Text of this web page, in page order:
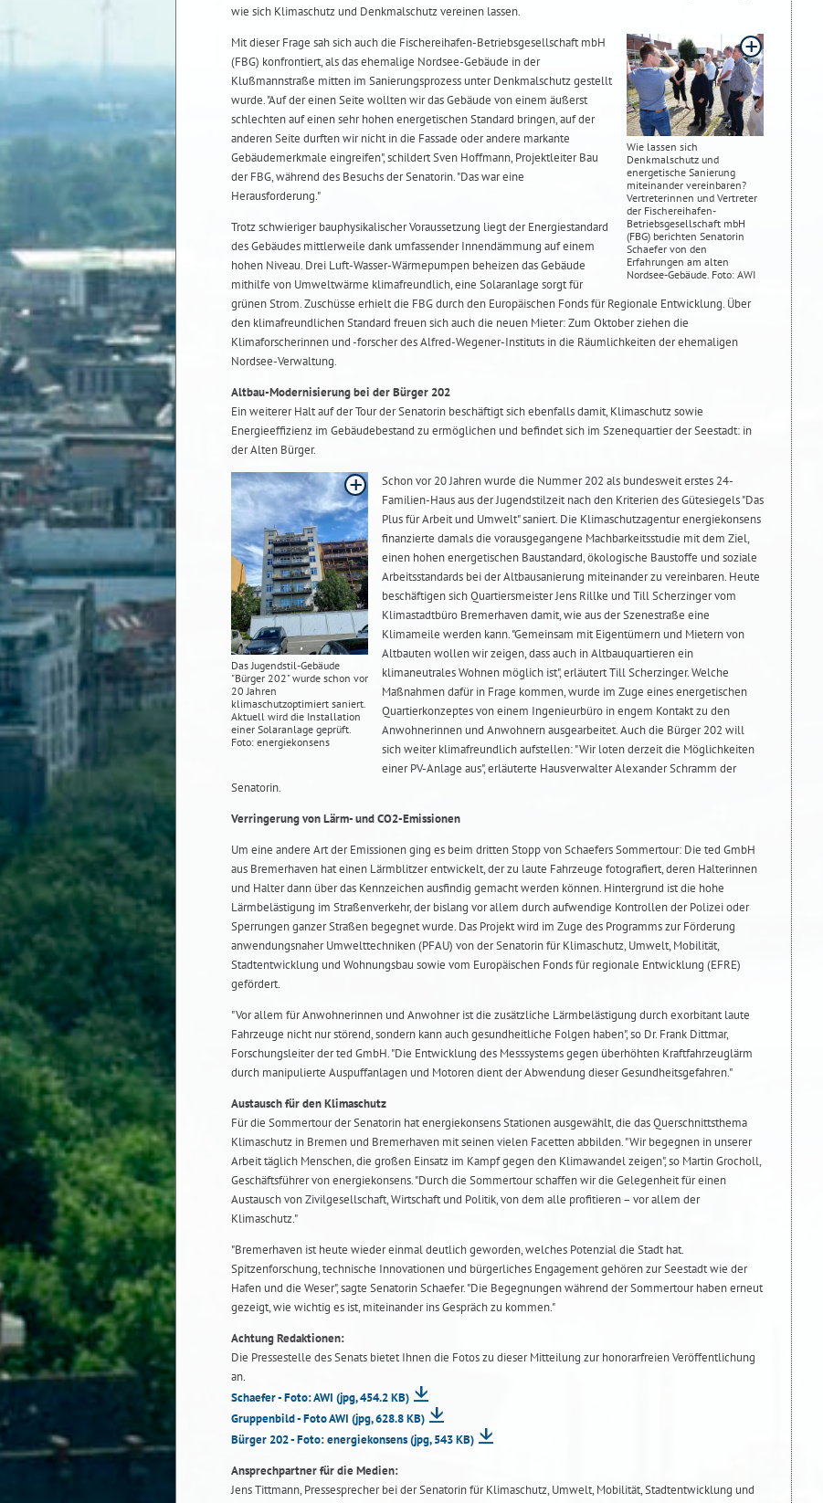
wie sich Klimaschutz und Denkmalschutz vereinen lassen.
Wie lassen sich
Denkmalschutz und
energetische Sanierung
miteinander vereinbaren?
Vertreterinnen und Vertreter
der Fischereihafen-
Betriebsgesellschaft mbH
(FBG) berichten Senatorin
Schaefer von den
Erfahrungen am alten
Nordsee-Gebäude. Foto: AWI
Mit dieser Frage sah sich auch die Fischereihafen-Betriebsgesellschaft mbH
(FBG) konfrontiert, als das ehemalige Nordsee-Gebäude in der
Klußmannstraße mitten im Sanierungsprozess unter Denkmalschutz gestellt
wurde. "Auf der einen Seite wollten wir das Gebäude von einem äußerst
schlechten auf einen sehr hohen energetischen Standard bringen, auf der
anderen Seite durften wir nicht in die Fassade oder andere markante
Gebäudemerkmale eingreifen", schildert Sven Hoffmann, Projektleiter Bau
der FBG, während des Besuchs der Senatorin. "Das war eine
Herausforderung."
Trotz schwieriger bauphysikalischer Voraussetzung liegt der Energiestandard
des Gebäudes mittlerweile dank umfassender Innendämmung auf einem
hohen Niveau. Drei Luft-Wasser-Wärmepumpen beheizen das Gebäude
mithilfe von Umweltwärme klimafreundlich, eine Solaranlage sorgt für
grünen Strom. Zuschüsse erhielt die FBG durch den Europäischen Fonds für Regionale Entwicklung. Über
den klimafreundlichen Standard freuen sich auch die neuen Mieter: Zum Oktober ziehen die
Klimaforscherinnen und -forscher des Alfred-Wegener-Instituts in die Räumlichkeiten der ehemaligen
Nordsee-Verwaltung.
Altbau-Modernisierung bei der Bürger 202
Ein weiterer Halt auf der Tour der Senatorin beschäftigt sich ebenfalls damit, Klimaschutz sowie
Energieeffizienz im Gebäudebestand zu ermöglichen und befindet sich im Szenequartier der Seestadt: in
der Alten Bürger.
Das Jugendstil-Gebäude
"Bürger 202" wurde schon vor
20 Jahren
klimaschutzoptimiert saniert.
Aktuell wird die Installation
einer Solaranlage geprüft.
Foto: energiekonsens
Schon vor 20 Jahren wurde die Nummer 202 als bundesweit erstes 24-
Familien-Haus aus der Jugendstilzeit nach den Kriterien des Gütesiegels "Das
Plus für Arbeit und Umwelt" saniert. Die Klimaschutzagentur energiekonsens
finanzierte damals die vorausgegangene Machbarkeitsstudie mit dem Ziel,
einen hohen energetischen Baustandard, ökologische Baustoffe und soziale
Arbeitsstandards bei der Altbausanierung miteinander zu vereinbaren. Heute
beschäftigen sich Quartiersmeister Jens Rillke und Till Scherzinger vom
Klimastadtbüro Bremerhaven damit, wie aus der Szenestraße eine
Klimameile werden kann. "Gemeinsam mit Eigentümern und Mietern von
Altbauten wollen wir zeigen, dass auch in Altbauquartieren ein
klimaneutrales Wohnen möglich ist", erläutert Till Scherzinger. Welche
Maßnahmen dafür in Frage kommen, wurde im Zuge eines energetischen
Quartierkonzeptes von einem Ingenieurbüro in engem Kontakt zu den
Anwohnerinnen und Anwohnern ausgearbeitet. Auch die Bürger 202 will
sich weiter klimafreundlich aufstellen: "Wir loten derzeit die Möglichkeiten
einer PV-Anlage aus", erläuterte Hausverwalter Alexander Schramm der
Senatorin.
Verringerung von Lärm- und CO2-Emissionen
Um eine andere Art der Emissionen ging es beim dritten Stopp von Schaefers Sommertour: Die ted GmbH
aus Bremerhaven hat einen Lärmblitzer entwickelt, der zu laute Fahrzeuge fotografiert, deren Halterinnen
und Halter dann über das Kennzeichen ausfindig gemacht werden können. Hintergrund ist die hohe
Lärmbelästigung im Straßenverkehr, der bislang vor allem durch aufwendige Kontrollen der Polizei oder
Sperrungen ganzer Straßen begegnet wurde. Das Projekt wird im Zuge des Programms zur Förderung
anwendungsnaher Umwelttechniken (PFAU) von der Senatorin für Klimaschutz, Umwelt, Mobilität,
Stadtentwicklung und Wohnungsbau sowie vom Europäischen Fonds für regionale Entwicklung (EFRE)
gefördert.
"Vor allem für Anwohnerinnen und Anwohner ist die zusätzliche Lärmbelästigung durch exorbitant laute
Fahrzeuge nicht nur störend, sondern kann auch gesundheitliche Folgen haben", so Dr. Frank Dittmar,
Forschungsleiter der ted GmbH. "Die Entwicklung des Messsystems gegen überhöhten Kraftfahrzeuglärm
durch manipulierte Auspuffanlagen und Motoren dient der Abwendung dieser Gesundheitsgefahren."
Austausch für den Klimaschutz
Für die Sommertour der Senatorin hat energiekonsens Stationen ausgewählt, die das Querschnittsthema
Klimaschutz in Bremen und Bremerhaven mit seinen vielen Facetten abbilden. "Wir begegnen in unserer
Arbeit täglich Menschen, die großen Einsatz im Kampf gegen den Klimawandel zeigen", so Martin Grocholl,
Geschäftsführer von energiekonsens. "Durch die Sommertour schaffen wir die Gelegenheit für einen
Austausch von Zivilgesellschaft, Wirtschaft und Politik, von dem alle profitieren – vor allem der
Klimaschutz."
"Bremerhaven ist heute wieder einmal deutlich geworden, welches Potenzial die Stadt hat.
Spitzenforschung, technische Innovationen und bürgerliches Engagement gehören zur Seestadt wie der
Hafen und die Weser", sagte Senatorin Schaefer. "Die Begegnungen während der Sommertour haben erneut
gezeigt, wie wichtig es ist, miteinander ins Gespräch zu kommen."
Achtung Redaktionen:
Die Pressestelle des Senats bietet Ihnen die Fotos zu dieser Mitteilung zur honorarfreien Veröffentlichung
an.
Schaefer - Foto: AWI (jpg, 454.2 KB)
Gruppenbild - Foto AWI (jpg, 628.8 KB)
Bürger 202 - Foto: energiekonsens(jpg, 543 KB)
Ansprechpartner für die Medien:
Jens Tittmann, Pressesprecher bei der Senatorin für Klimaschutz, Umwelt, Mobilität, Stadtentwicklung und